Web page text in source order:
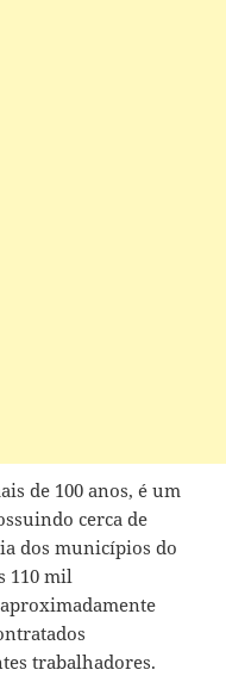
de 100 anos, é um
cerca de
dos municípios do
110 mil
trabalhadores.